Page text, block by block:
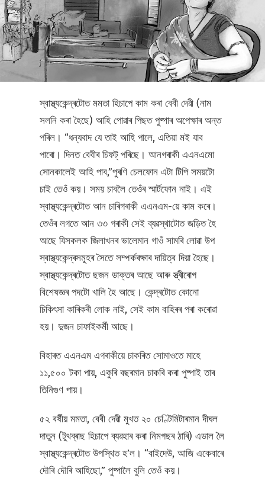
স্বাস্থ্যকেন্দ্ৰটোত মমতা হিচাপে কাম কৰা বেবী দেৱী (নাম
সলনি কৰা হৈছে) আহি পোৱাৰ পিছত পুষ্পাৰ অপেক্ষাৰ অন্ত
পৰিল। “ধন্যবাদ যে তাই আহি পালে, এতিয়া মই যাব
পাৰো। দিনত বেবীৰ চিফট্ পৰিছে। আনগৰাকী এএনএমো
সোনকালেই আহি পাব,”পুৰণি চেলফোন এটা টিপি সময়টো
চাই তেওঁ কয়। সময় চাবলৈ তেওঁৰ স্মাৰ্টফোন নাই। এই
স্বাস্থ্যকেন্দ্ৰটোত আন চাৰিগৰাকী এএনএম-য়ে কাম কৰে।
তেওঁৰ লগতে আন ৩৩ গৰাকী সেই ব্যৱস্থাটোত জড়িত হৈ
আছে যিসকলক জিলাখনৰ ভালেমান গাওঁ সামৰি লোৱা উপ
স্বাস্থ্যকেন্দ্ৰসমূহৰ সৈতে সম্পৰ্কৰক্ষাৰ দায়িত্ব দিয়া হৈছে।
স্বাস্থ্যকেন্দ্ৰটোত ছজন ডাক্তৰ আছে আৰু স্ত্ৰীৰোগ
বিশেষজ্ঞৰ পদটো খালি হৈ আছে। কেন্দ্ৰটোত কোনো
চিকিৎসা কাৰিকৰী লোক নাই, সেই কাম বাহিৰৰ পৰা কৰোৱা
হয়। দুজন চাফাইকৰ্মী আছে।
বিহাৰত এএনএম এগৰাকীয়ে চাকৰিত সোমাওতে মাহে
১১,৫০০ টকা পায়, একুৰি বছৰমান চাকৰি কৰা পুষ্পাই তাৰ
তিনিগুণ পায়।
৫২ বৰ্ষীয় মমতা, বেবী দেৱী মুখত ২০ চেণ্টিমিটাৰমান দীঘল
দাতুন (টুথব্ৰাছ হিচাপে ব্যৱহাৰ কৰা নিমগছৰ ঠাৰি) এডাল লৈ
স্বাস্থ্যকেন্দ্ৰটোত উপস্থিত হ’ল। “বাইদেউ, আজি একেবাৰে
দৌৰি দৌৰি আহিছো,” পুষ্পালৈ বুলি তেওঁ কয়।